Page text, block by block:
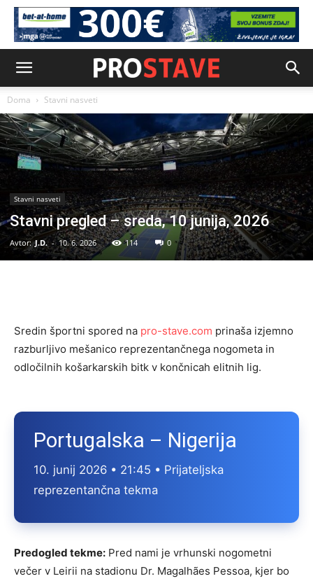
Doma Stavni nasveti
Stavni nasveti
Stavni pregled – sreda, 10 junija, 2026
Avtor: J.D. - 10. 6. 2026 114 0
Sredin športni spored na pro-stave.com prinaša izjemno
razburljivo mešanico reprezentančnega nogometa in
odločilnih košarkarskih bitk v končnicah elitnih lig.
Portugalska – Nigerija
10. junij 2026 • 21:45 • Prijateljska
reprezentančna tekma
Predogled tekme: Pred nami je vrhunski nogometni
večer v Leirii na stadionu Dr. Magalhães Pessoa, kjer bo